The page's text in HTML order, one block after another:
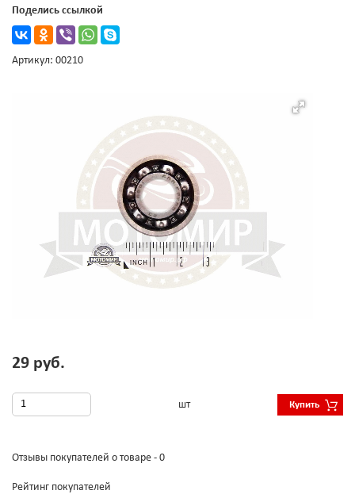
Поделись ссылкой
Артикул: 00210
29 руб.
шт Купить
Отзывы покупателей о товаре - 0
Рейтинг покупателей